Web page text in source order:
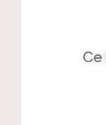
Ce